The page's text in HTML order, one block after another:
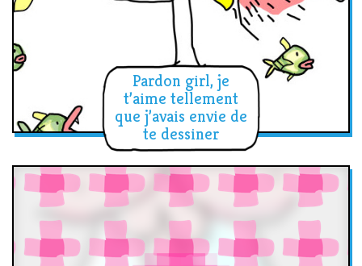
Pardon girl, je
t’aime tellement
que j’avais envie de
te dessiner